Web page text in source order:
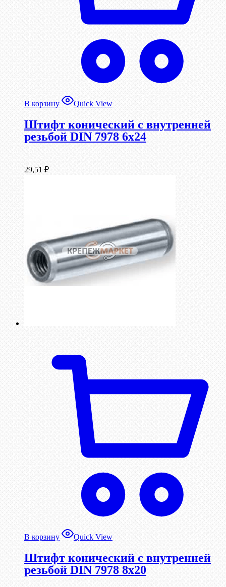
В корзину Quick View
Штифт конический с внутренней
резьбой DIN 7978 6х24
29,51 ₽
В корзину Quick View
Штифт конический с внутренней
резьбой DIN 7978 8х20